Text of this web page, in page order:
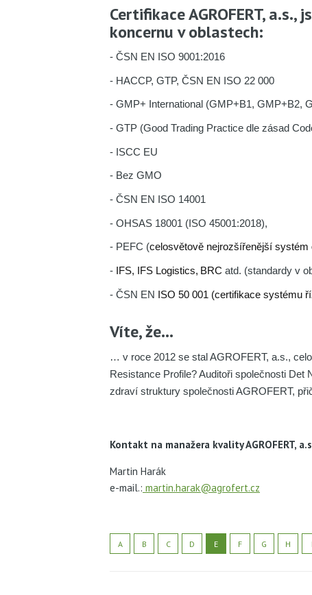
Certifikace AGROFERT,
koncernu v oblastech:
- ČSN EN ISO 9001:2016
- HACCP, GTP, ČSN EN ISO 22 000
- GMP+ International (GMP+B1, GMP+B2,
- GTP (Good Trading Practice dle zásad
- ISCC EU
- Bez GMO
- ČSN EN ISO 14001
- OHSAS 18001 (ISO 45001:2018),
- PEFC (celosvětově nejrozšířenější systém
- IFS, IFS Logistics, BRC atd. (standardy v
- ČSN EN ISO 50 001 (certifikace systému
Víte, že…
… v roce 2012 se stal AGROFERT, a.s.,
Resistance Profile? Auditoři společnosti
zdraví struktury společnosti AGROFERT,
​Kontakt na manažera kvality AGROFERT,
Martin Harák
e-mail.: martin.harak@agrofert.cz
A B C D E F G H